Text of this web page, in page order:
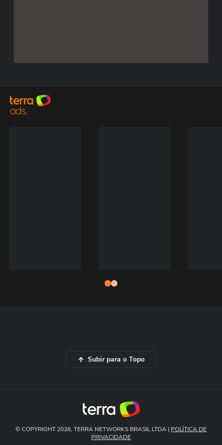
Subir para o Topo
© COPYRIGHT 2026, TERRA NETWORKS BRASIL LTDA | POLÍTICA DE
PRIVACIDADE